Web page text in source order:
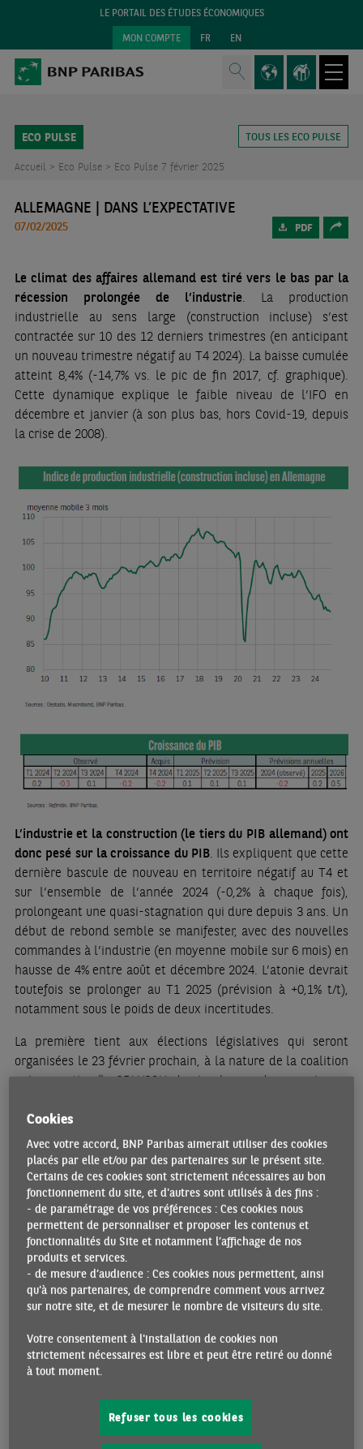
LE PORTAIL DES ÉTUDES ÉCONOMIQUES
MON COMPTE FR EN
ECO PULSE TOUS LES ECO PULSE
Accueil > Eco Pulse > Eco Pulse 7 février 2025
ALLEMAGNE | DANS L’EXPECTATIVE
07/02/2025 PDF
Le climat des affaires allemand est tiré vers le bas par la
récession prolongée de l’industrie. La production
industrielle au sens large (construction incluse) s’est
contractée sur 10 des 12 derniers trimestres (en anticipant
un nouveau trimestre négatif au T4 2024). La baisse cumulée
atteint 8,4% (-14,7% vs. le pic de fin 2017, cf. graphique).
Cette dynamique explique le faible niveau de l’IFO en
décembre et janvier (à son plus bas, hors Covid-19, depuis
la crise de 2008).
L’industrie et la construction (le tiers du PIB allemand) ont
donc pesé sur la croissance du PIB. Ils expliquent que cette
dernière bascule de nouveau en territoire négatif au T4 et
sur l’ensemble de l’année 2024 (-0,2% à chaque fois),
prolongeant une quasi-stagnation qui dure depuis 3 ans. Un
début de rebond semble se manifester, avec des nouvelles
commandes à l’industrie (en moyenne mobile sur 6 mois) en
hausse de 4% entre août et décembre 2024. L’atonie devrait
toutefois se prolonger au T1 2025 (prévision à +0,1% t/t),
notamment sous le poids de deux incertitudes.
La première tient aux élections législatives qui seront
organisées le 23 février prochain, à la nature de la coalition
qui en sortira (la CDU/CSU domine les sondages mais une
s’avérer nécessaire), et donc à la rapidité avec laquelle le
prochain gouvernement pourra agir.
Lesdeux dynamiques défavorables qui affectent la
confiance des ménages(-22,4 en février selon l’indice GFK)
devront notamment être inversées : 1/ La remontée du
chômage, pour le moment modérée (à 3,4% en déc. 2024
contre un plus bas de 2,9% mi-2023), qui devrait se
poursuivre ; 2/ un surcroît d’inflation au regard du reste de
la zone euro (2,8% a/a en janvier en Allemagne contre
seulement 1,8% en France et 1,7% en Italie selon l’indice
des prix de l’énergie (vs. 2021) et des salaires.
La deuxième incertitude tient au commerce extérieur. Ce
dernier ne soutient plus la croissance allemande depuis
près de 5 ans.Les exportations de biens et services,
voisines au T3 2024 de leur niveau de 5 ans auparavant,
Cookies
Avec votre accord, BNP Paribas aimerait utiliser des cookies
placés par elle et/ou par des partenaires sur le présent site.
Certains de ces cookies sont strictement nécessaires au bon
fonctionnement du site, et d'autres sont utilisés à des fins :
- de paramétrage de vos préférences : Ces cookies nous
permettent de personnaliser et proposer les contenus et
fonctionnalités du Site et notamment l’affichage de nos
produits et services.
- de mesure d’audience : Ces cookies nous permettent, ainsi
qu'à nos partenaires, de comprendre comment vous arrivez
sur notre site, et de mesurer le nombre de visiteurs du site.
Votre consentement à l'installation de cookies non
strictement nécessaires est libre et peut être retiré ou donné
à tout moment.
Refuser tous les cookies